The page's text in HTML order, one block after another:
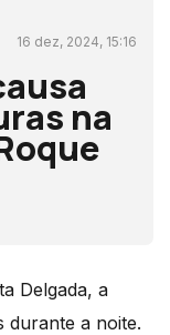
16 dez, 2024, 15:16
na
Delgada, a
durante a noite.